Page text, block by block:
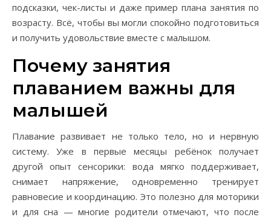
подсказки, чек-листы и даже пример плана занятия по
возрасту. Всё, чтобы вы могли спокойно подготовиться
и получить удовольствие вместе с малышом.
Почему занятия
плаванием важны для
малышей
Плавание развивает не только тело, но и нервную
систему. Уже в первые месяцы ребёнок получает
другой опыт сенсорики: вода мягко поддерживает,
снимает напряжение, одновременно тренирует
равновесие и координацию. Это полезно для моторики
и для сна — многие родители отмечают, что после